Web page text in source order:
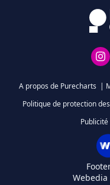
A propos de Purecharts |
Politique de protection
Publicité
Webedia